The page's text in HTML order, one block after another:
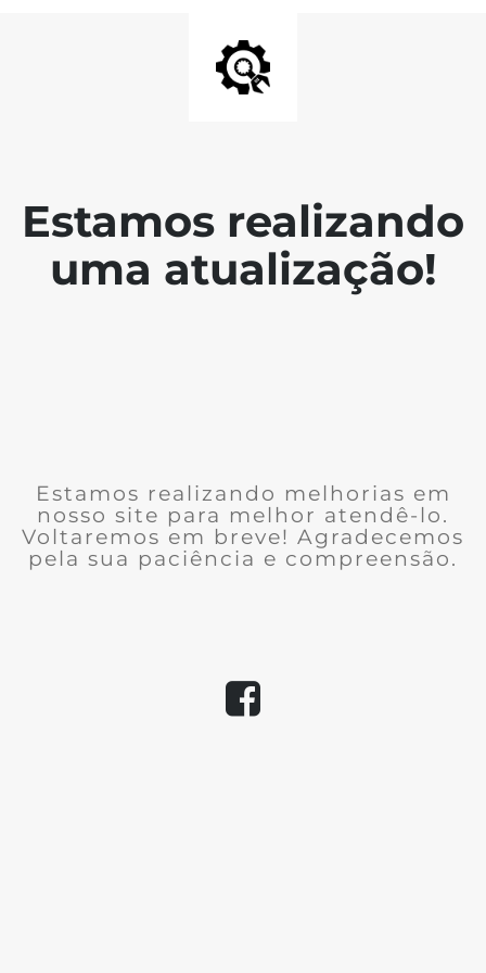
Estamos realizando
uma atualização!
Estamos realizando melhorias em
nosso site para melhor atendê-lo.
Voltaremos em breve! Agradecemos
pela sua paciência e compreensão.